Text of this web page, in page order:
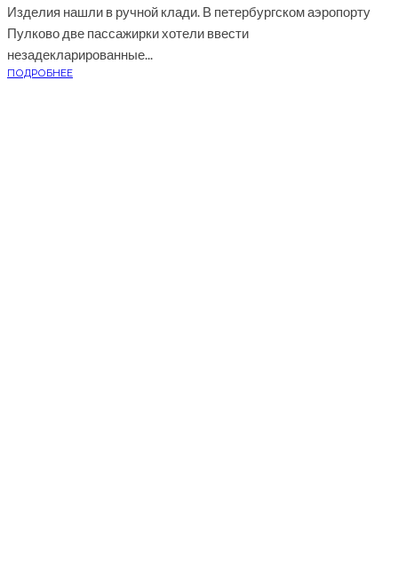
Изделия нашли в ручной клади. В петербургском аэропорту
Пулково две пассажирки хотели ввести
незадекларированные...
ПОДРОБНЕЕ